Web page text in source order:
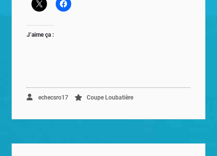
J’aime ça :
echecsro17 Coupe Loubatière